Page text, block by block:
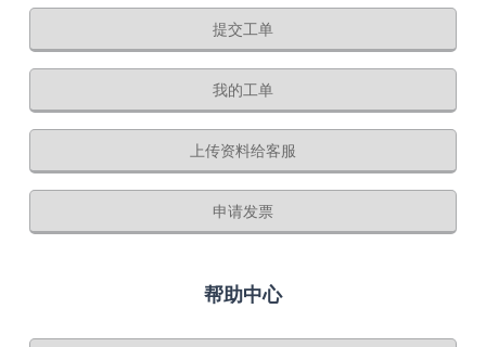
提交工单
我的工单
上传资料给客服
申请发票
帮助中心